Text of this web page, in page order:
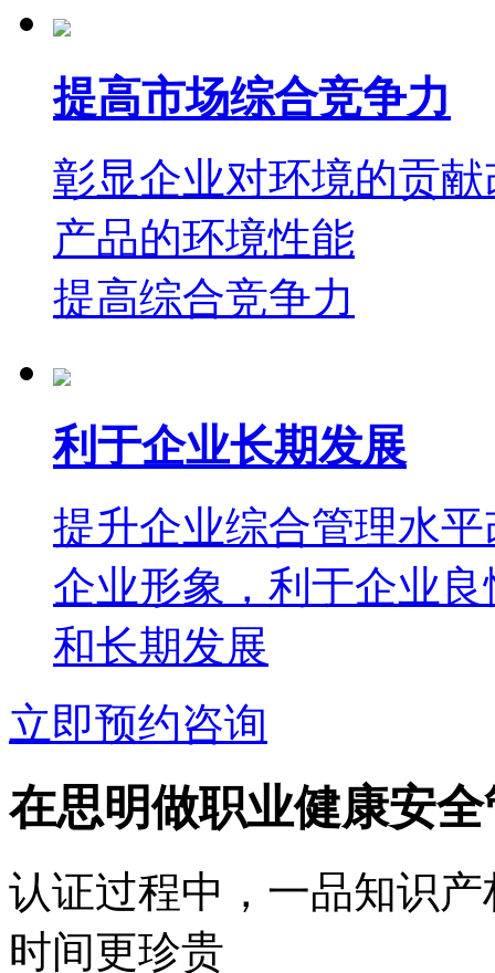
提高市场综合竞争力
彰显企业对环境的贡献
产品的环境性能
提高综合竞争力
利于企业长期发展
提升企业综合管理水平
企业形象，利于企业良
和长期发展
立即预约咨询
在思明做职业健康安
认证过程中，一品知识
时间更珍贵